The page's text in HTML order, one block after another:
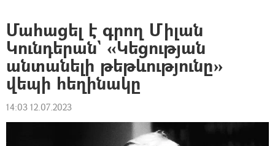
Մահացել է գրող Միլան
Կունդերան` «Կեցության
անտանելի թեթևությունը»
վեպի հեղինակը
14:03 12.07.2023